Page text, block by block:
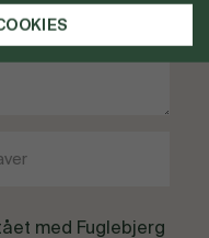
med Fuglebjerg